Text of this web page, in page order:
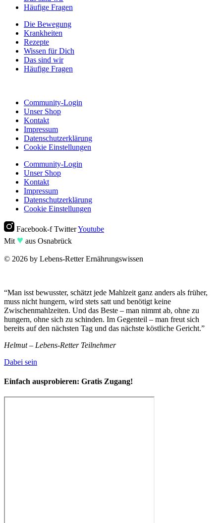
Häufige Fragen
Die Bewegung
Krankheiten
Rezepte
Wissen für Dich
Das sind wir
Häufige Fragen
Community-Login
Unser Shop
Kontakt
Impressum
Datenschutzerklärung
Cookie Einstellungen
Community-Login
Unser Shop
Kontakt
Impressum
Datenschutzerklärung
Cookie Einstellungen
Facebook-f TwitterYoutube
Mit ♥︎ aus Osnabrück
© 2026 by Lebens-Retter Ernährungswissen
“Man isst bewusster, schätzt jede Mahlzeit ganz anders als früher,
muss nicht hungern, wird stets satt und benötigt keine
Zwischenmahlzeiten. Und das Beste – man nimmt ab, ohne zu
hungern, ohne sich zu schinden. Im Gegenteil – man freut sich
bereits auf den nächsten Tag und das nächste köstliche Gericht.”
Helmut – Lebens-Retter Teilnehmer
Dabei sein
Einfach ausprobieren: Gratis Zugang!